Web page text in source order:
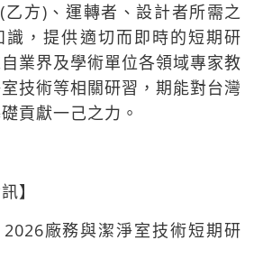
方)、運轉者、設計者所需之
識，提供適切而即時的短期研
業界及學術單位各領域專家教
技術等相關研習，期能對台灣
貢獻一己之力。
】
廠務與潔淨室技術短期研